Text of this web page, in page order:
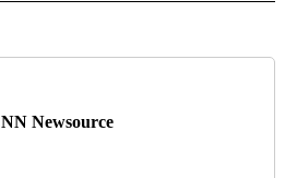
Newsource